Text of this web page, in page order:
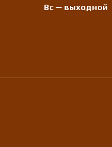
Вс — выходной